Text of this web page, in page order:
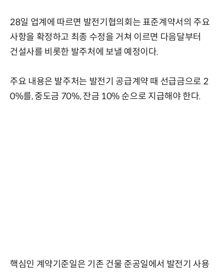
28일 업계에 따르면 발전기협의회는 표준계약서의 주요
사항을 확정하고 최종 수정을 거쳐 이르면 다음달부터
건설사를 비롯한 발주처에 보낼 예정이다.
주요 내용은 발주처는 발전기 공급계약 때 선급금으로 2
0%를, 중도금 70%, 잔금 10% 순으로 지급해야 한다.
핵심인 계약기준일은 기존 건물 준공일에서 발전기 사용